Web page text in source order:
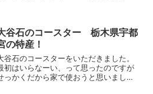
で買った４年使用のもの...
谷石のコースター 栃木県宇都
の特産！
谷石のコースターをいただきました。
初はいらなーい、って思ったのですが
っかくだから家で使おうと思いまし